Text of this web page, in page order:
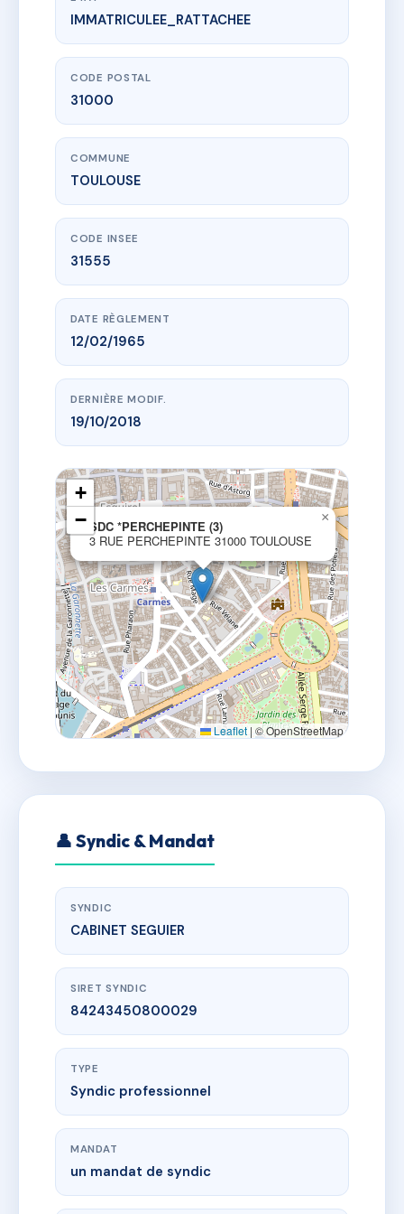
www.vme.plus/AD4811501
SDC *PERCHEPINTE (3)
3 r perchepinte
IMMATRICULEE_RATTACHEE
CODE POSTAL
31000
COMMUNE
TOULOUSE
CODE INSEE
31555
DATE RÈGLEMENT
12/02/1965
DERNIÈRE MODIF.
19/10/2018
SDC *PERCHEPINTE (3)
3 RUE PERCHEPINTE 31000 TOULOUSE
×
+
−
Leaflet | © OpenStreetMap
👤 Syndic & Mandat
SYNDIC
CABINET SEGUIER
SIRET SYNDIC
84243450800029
TYPE
Syndic professionnel
MANDAT
un mandat de syndic